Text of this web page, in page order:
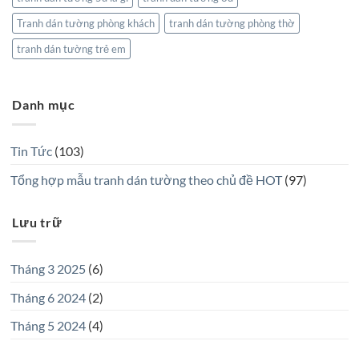
Tranh dán tường phòng khách
tranh dán tường phòng thờ
tranh dán tường trẻ em
Danh mục
Tin Tức(103)
Tổng hợp mẫu tranh dán tường theo chủ đề HOT(97)
Lưu trữ
Tháng 3 2025(6)
Tháng 6 2024(2)
Tháng 5 2024(4)